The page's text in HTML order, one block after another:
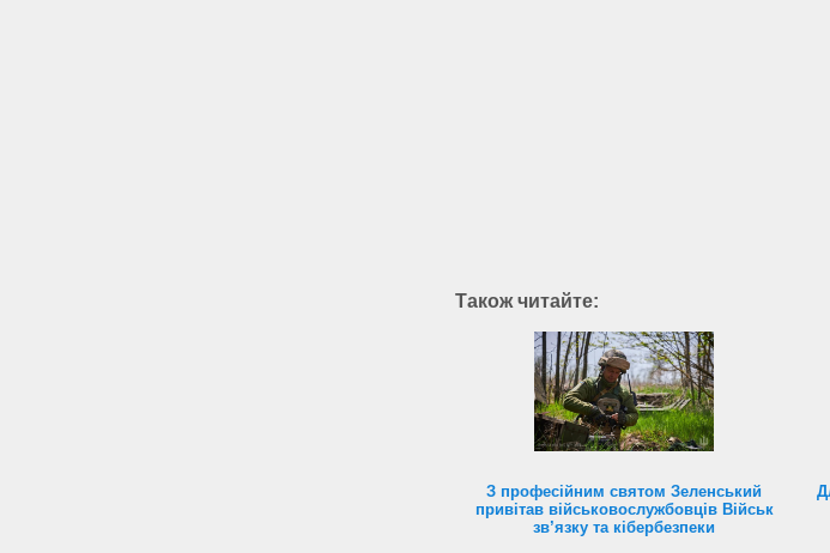
Також читайте:
З професійним святом Зеленський
привітав військовослужбовців Військ
зв’язку та кібербезпеки